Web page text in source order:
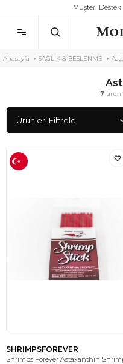
Müşteri Destek
Anasayfa SAĞLIK & BESLENME
7 ürün
Ürünleri Filtrele
SHRIMPSFOREVER
Shrimps Forever Astaxanthin